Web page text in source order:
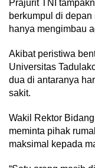
Prajurit TNI
berkumpul di
hanya mengimbau
Akibat peristiwa
Universitas
dua di antaranya
sakit.
Wakil Rektor
meminta pihak
maksimal kepada